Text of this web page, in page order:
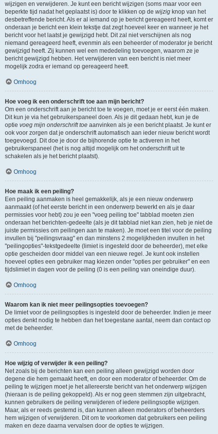
wijzigen en verwijderen. Je kunt een bericht wijzigen (soms maar voor een
beperkte tijd nadat het geplaatst is) door te klikken op de wijzig knop van het
desbetreffende bericht. Als er al iemand op je bericht gereageerd heeft, komt er
onderaan je bericht een klein tekstje dat zegt hoeveel keer en wanneer je het
bericht voor het laatst je gewijzigd hebt. Dit zal niet verschijnen als nog
niemand gereageerd heeft, evenmin als een beheerder of moderator je bericht
gewijzigd heeft. Zij kunnen wel een mededeling toevoegen, waarom ze je
bericht gewijzigd hebben. Het verwijderen van een bericht is niet meer
mogelijk zodra er iemand op gereageerd heeft.
Omhoog
Hoe voeg ik een onderschrift toe aan mijn bericht?
Om een onderschrift aan je bericht toe te voegen, moet je er eerst één maken.
Dit kun je via het gebruikerspaneel doen. Als je dit gedaan hebt, kun je de
optie voeg mijn onderschrift toe aanvinken als je een bericht plaatst. Je kunt er
ook voor zorgen dat je onderschrift automatisch aan ieder nieuw bericht wordt
toegevoegd. Dit doe je door de bijhorende optie te activeren in het
gebruikerspaneel (het is nog altijd mogelijk om het onderschrift uit te
schakelen als je het bericht plaatst).
Omhoog
Hoe maak ik een peiling?
Een peiling aanmaken is heel gemakkelijk, als je een nieuw onderwerp
aanmaakt (of het eerste bericht in een onderwerp bewerkt en als je daar
permissies voor hebt) zou je een "voeg peiling toe" tabblad moeten zien
onderaan het berichten-gedeelte (als je dit tabblad niet kan zien, heb je niet de
juiste permissies om peilingen aan te maken). Je moet een titel voor de peiling
invullen bij "peilingsvraag" en dan minstens 2 mogelijkheden invullen in het
"peilingopties"-tekstgedeelte (limiet is ingesteld door de beheerder), met elke
optie gescheiden door middel van een nieuwe regel. Je kunt ook instellen
hoeveel opties een gebruiker mag kiezen onder "opties per gebruiker" en een
tijdslimiet in dagen voor de peiling (0 is een peiling van oneindige duur).
Omhoog
Waarom kan ik niet meer peilingsopties toevoegen?
De limiet voor de peilingsopties is ingesteld door de beheerder. Indien je meer
opties denkt nodig te hebben dan het toegestane aantal, neem dan contact op
met de beheerder.
Omhoog
Hoe wijzig of verwijder ik een peiling?
Net zoals bij de berichten kan een peiling alleen gewijzigd worden door
degene die hem gemaakt heeft, en door een moderator of beheerder. Om de
peiling te wijzigen moet je het allereerste bericht van het onderwerp wijzigen
(hieraan is de peiling gekoppeld). Als er nog geen stemmen zijn uitgebracht,
kunnen gebruikers de peiling verwijderen of iedere peilingsoptie wijzigen.
Maar, als er reeds gestemd is, dan kunnen alleen moderators of beheerders
hem wijzigen of verwijderen. Dit om te voorkomen dat gebruikers een peiling
maken en deze daarna vervalsen door de opties te wijzigen.